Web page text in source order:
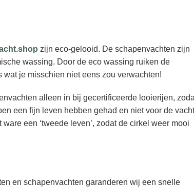
zijn eco-gelooid. De schapenvachten zijn
wassing. Door de eco wassing ruiken de
wat je misschien niet eens zou verwachten!
alleen in bij gecertificeerde looierijen,
een fijn leven hebben gehad en niet voor de vacht
een ‘tweede leven’, zodat de cirkel weer mooi
en schapenvachten garanderen wij een snelle